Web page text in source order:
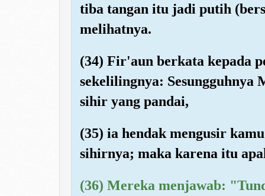
tiba tangan itu jadi putih
melihatnya.
(34) Fir'aun berkata kepada
sekelilingnya: Sesungguhnya
sihir yang pandai,
(35) ia hendak mengusir
sihirnya; maka karena itu
(36) Mereka menjawab: